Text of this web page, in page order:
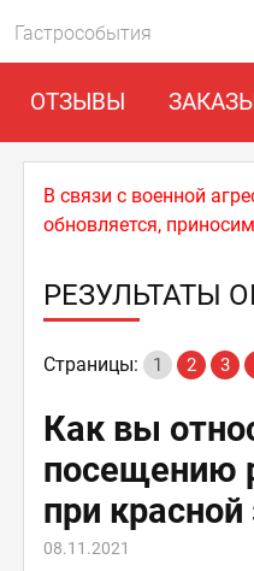
Гастрособытия
ОТЗЫВЫ
В связи с военной
обновляется,
РЕЗУЛЬТАТЫ
Страницы: 1 2 3
Как вы
посещению
при красной
08.11.2021